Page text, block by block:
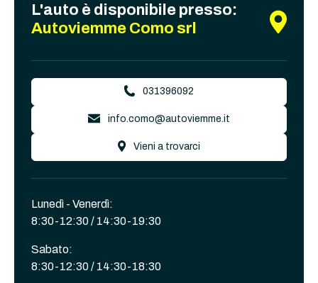
L'auto è disponibile presso:
Autoviemme Como srl
031396092
info.como@autoviemme.it
Vieni a trovarci
Lunedì - Venerdì:
8:30-12:30 / 14:30-19:30
Sabato:
8:30-12:30 / 14:30-18:30